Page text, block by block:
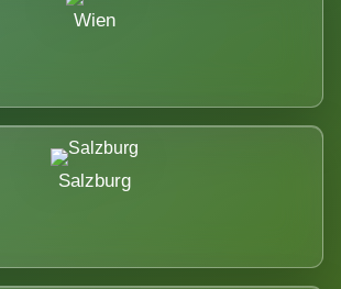
Wien
Salzburg